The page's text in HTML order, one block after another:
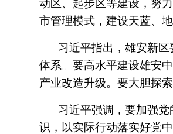
动区、起步区等建设，努
市管理模式，建设天蓝、
习近平指出，雄安新
体系。要高水平建设雄安
产业改造升级。要大胆探
习近平强调，要加强
识，以实际行动落实好党